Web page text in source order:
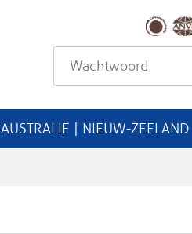
AUSTRALIË | NIEUW-